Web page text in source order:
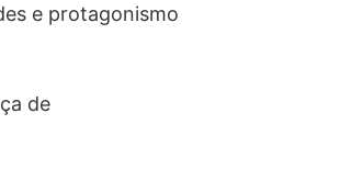
e protagonismo
de